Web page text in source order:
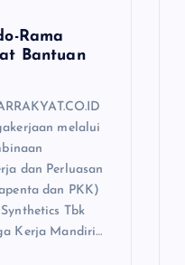
Rama
Bantuan
melalui
dan Perluasan
dan PKK)
Tbk
Kerja Mandiri…